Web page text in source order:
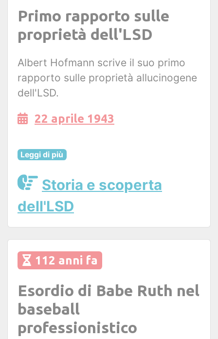
Primo rapporto sulle
proprietà dell'LSD
Albert Hofmann scrive il suo primo
rapporto sulle proprietà allucinogene
dell'LSD.
22 aprile 1943
Leggi di più
Storia e scoperta
dell'LSD
112 anni fa
Esordio di Babe Ruth nel
baseball
professionistico